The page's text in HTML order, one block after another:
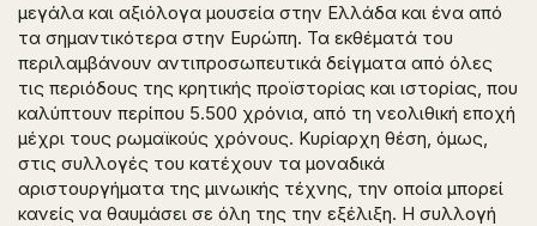
μεγάλα και αξιόλογα μουσεία στην Ελλάδα και ένα από
τα σημαντικότερα στην Ευρώπη. Τα εκθέματά του
περιλαμβάνουν αντιπροσωπευτικά δείγματα από όλες
τις περιόδους της κρητικής προϊστορίας και ιστορίας, που
καλύπτουν περίπου 5.500 χρόνια, από τη νεολιθική εποχή
μέχρι τους ρωμαϊκούς χρόνους. Κυρίαρχη θέση, όμως,
στις συλλογές του κατέχουν τα μοναδικά
αριστουργήματα της μινωικής τέχνης, την οποία μπορεί
κανείς να θαυμάσει σε όλη της την εξέλιξη. Η συλλογή